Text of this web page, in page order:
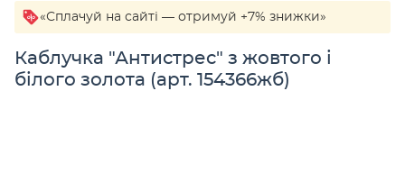
«Сплачуй на сайті — отримуй +7% знижки»
Каблучка "Антистрес" з жовтого і
білого золота (арт. 154366жб)